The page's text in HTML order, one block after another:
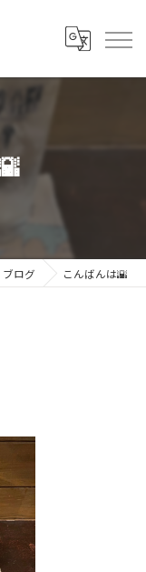
ブログ こんばんは🌇